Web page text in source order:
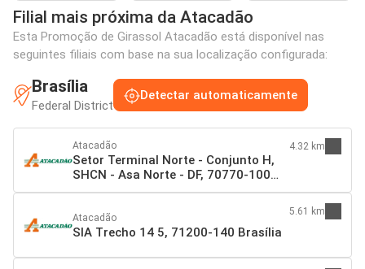
Filial mais próxima da Atacadão
Esta Promoção de Girassol Atacadão está disponível nas
seguintes filiais com base na sua localização configurada:
Brasília
Federal District
Detectar automaticamente
Atacadão
Setor Terminal Norte - Conjunto H,
SHCN - Asa Norte - DF, 70770-100
Brasília
4.32 km
Atacadão
SIA Trecho 14 5, 71200-140 Brasília
5.61 km